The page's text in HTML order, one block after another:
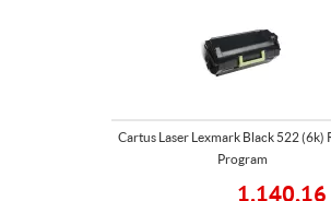
Cartus Laser Lexmark Black 522 (6k)
Program
1.140,16